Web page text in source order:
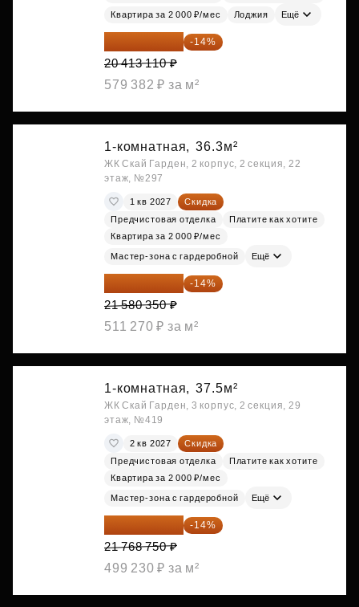
Квартира за 2 000 ₽/мес Лоджия Ещё
17 555 275 ₽ -14%
20 413 110 ₽
579 382 ₽ за м²
1-комнатная, 36.3м²
ЖК Скай Гарден, 2 корпус, 2 секция, 22
этаж, №297
1 кв 2027
Скидка
Предчистовая отделка
Платите как хотите
Квартира за 2 000 ₽/мес
Мастер-зона с гардеробной Ещё
18 559 101 ₽ -14%
21 580 350 ₽
511 270 ₽ за м²
1-комнатная, 37.5м²
ЖК Скай Гарден, 3 корпус, 2 секция, 29
этаж, №419
2 кв 2027
Скидка
Предчистовая отделка
Платите как хотите
Квартира за 2 000 ₽/мес
Мастер-зона с гардеробной Ещё
18 721 125 ₽ -14%
21 768 750 ₽
499 230 ₽ за м²